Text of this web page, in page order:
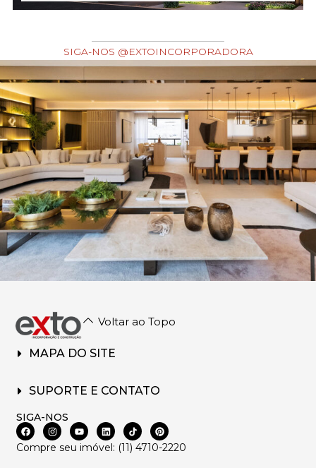
SIGA-NOS @EXTOINCORPORADORA
MAPA DO SITE
SUPORTE E CONTATO
SIGA-NOS
Compre seu imóvel: (11) 4710-2220
Voltar ao Topo